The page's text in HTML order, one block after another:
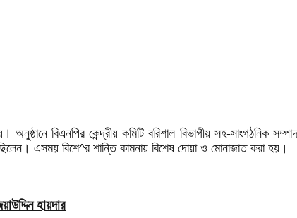
বিএনপির কেন্দ্রীয় কমিটি বরিশাল বিভাগীয় সহ-সাংগঠনিক
এসময় বিশে^র শান্তি কামনায় বিশেষ দোয়া ও মোনাজাত করা হয়।
হায়দার